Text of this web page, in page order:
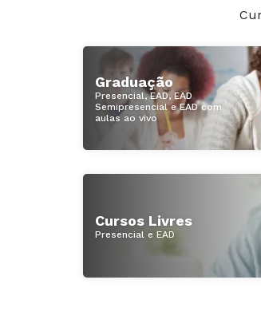
Graduação
Presencial, EAD, EAD
Semipresencial e EAD com
aulas ao vivo
Cursos Livres
Presencial e EAD